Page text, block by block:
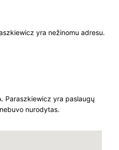
yra nežinomu adresu.
Paraszkiewicz yra paslaugų
nurodytas.